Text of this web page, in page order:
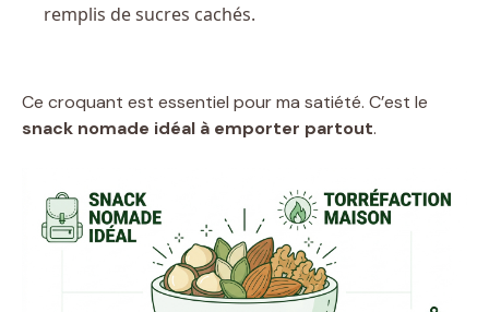
remplis de sucres cachés.
Ce croquant est essentiel pour ma satiété. C’est le
snack nomade idéal à emporter partout.